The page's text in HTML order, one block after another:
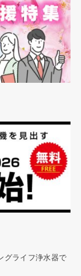
グライフ浄水器で